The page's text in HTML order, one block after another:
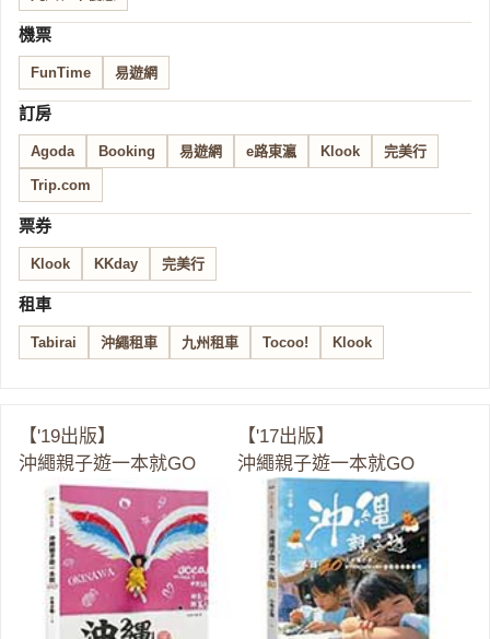
機票
FunTime 易遊網
訂房
Agoda Booking 易遊網 e路東瀛 Klook 完美行
Trip.com
票券
Klook KKday 完美行
租車
Tabirai 沖繩租車 九州租車 Tocoo! Klook
【'19出版】
沖繩親子遊一本就GO
【'17出版】
沖繩親子遊一本就GO